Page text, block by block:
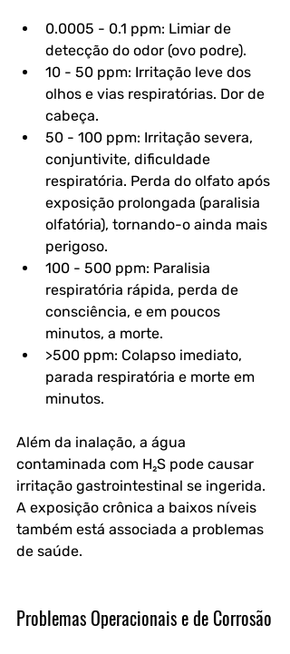
0.0005 - 0.1 ppm: Limiar de
detecção do odor (ovo podre).
10 - 50 ppm: Irritação leve dos
olhos e vias respiratórias. Dor de
cabeça.
50 - 100 ppm: Irritação severa,
conjuntivite, dificuldade
respiratória. Perda do olfato após
exposição prolongada (paralisia
olfatória), tornando-o ainda mais
perigoso.
100 - 500 ppm: Paralisia
respiratória rápida, perda de
consciência, e em poucos
minutos, a morte.
>500 ppm: Colapso imediato,
parada respiratória e morte em
minutos.
Além da inalação, a água
contaminada com H₂S pode causar
irritação gastrointestinal se ingerida.
A exposição crônica a baixos níveis
também está associada a problemas
de saúde.
Problemas Operacionais e de Corrosão